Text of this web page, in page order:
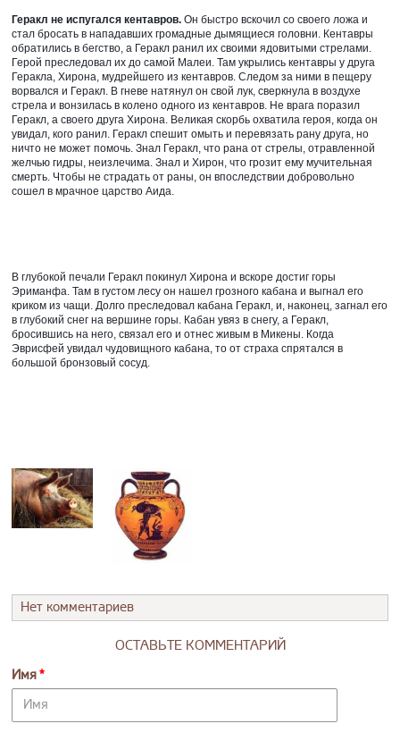
Геракл не испугался кентавров. Он быстро вскочил со своего ложа и
стал бросать в нападавших громадные дымящиеся головни. Кентавры
обратились в бегство, а Геракл ранил их своими ядовитыми стрелами.
Герой преследовал их до самой Малеи. Там укрылись кентавры у друга
Геракла, Хирона, мудрейшего из кентавров. Следом за ними в пещеру
ворвался и Геракл. В гневе натянул он свой лук, сверкнула в воздухе
стрела и вонзилась в колено одного из кентавров. Не врага поразил
Геракл, а своего друга Хирона. Великая скорбь охватила героя, когда он
увидал, кого ранил. Геракл спешит омыть и перевязать рану друга, но
ничто не может помочь. Знал Геракл, что рана от стрелы, отравленной
желчью гидры, неизлечима. Знал и Хирон, что грозит ему мучительная
смерть. Чтобы не страдать от раны, он впоследствии добровольно
сошел в мрачное царство Аида.
В глубокой печали Геракл покинул Хирона и вскоре достиг горы
Эриманфа. Там в густом лесу он нашел грозного кабана и выгнал его
криком из чащи. Долго преследовал кабана Геракл, и, наконец, загнал его
в глубокий снег на вершине горы. Кабан увяз в снегу, а Геракл,
бросившись на него, связал его и отнес живым в Микены. Когда
Эврисфей увидал чудовищного кабана, то от страха спрятался в
большой бронзовый сосуд.
Нет комментариев
ОСТАВЬТЕ КОММЕНТАРИЙ
Имя